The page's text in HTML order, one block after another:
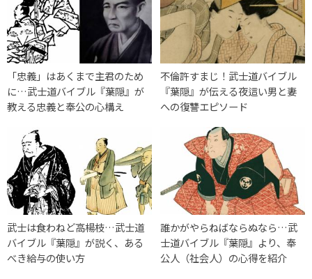
「忠義」はあくまで主君のため
に…武士道バイブル『葉隠』が
教える忠義と奉公の心構え
不倫許すまじ！武士道バイブル
『葉隠』が伝える夜這い男と妻
への復讐エピソード
武士は食わねど高楊枝…武士道
バイブル『葉隠』が説く、ある
べき給与の使い方
誰かがやらねばならぬなら…武
士道バイブル『葉隠』より、奉
公人（社会人）の心得を紹介